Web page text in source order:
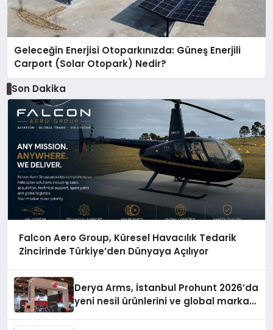
Geleceğin Enerjisi Otoparkınızda: Güneş Enerjili
Carport (Solar Otopark) Nedir?
Son Dakika
Falcon Aero Group, Küresel Havacılık Tedarik
Zincirinde Türkiye’den Dünyaya Açılıyor
Derya Arms, İstanbul Prohunt 2026’da
yeni nesil ürünlerini ve global marka